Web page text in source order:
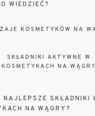
WIEDZIEĆ?
KOSMETYKÓW NA
SKŁADNIKI AKTYWNE W
KOSMETYKACH NA WĄGRY
SKŁADNIKI
NA WĄGRY?